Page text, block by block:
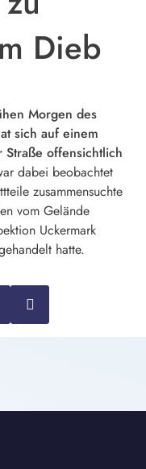
Dieb
Morgen des
sich auf einem
offensichtlich
dabei beobachtet
zusammensuchte
vom Gelände
Uckermark
hatte.